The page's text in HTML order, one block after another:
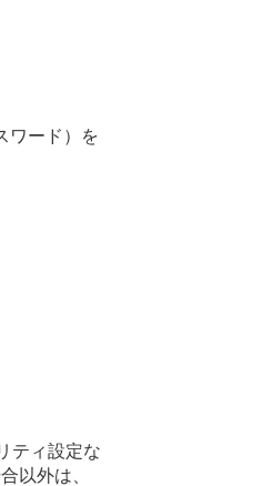
ワード）を
ティ設定な
以外は、